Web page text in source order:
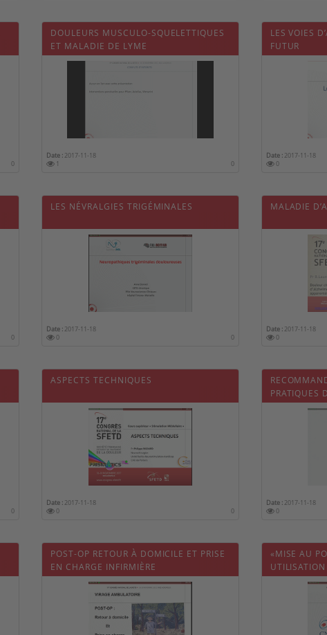
0
DOULEURS MUSCULO-SQUELETTIQUES
ET MALADIE DE LYME
Date : 2017-11-18
1
0
LES VOIES
FUTUR
Date :2017-11-18
0
0
LES NÉVRALGIES TRIGÉMINALES
Date : 2017-11-18
0
0
MALADIE
Date :2017-11-18
0
0
ASPECTS TECHNIQUES
Date : 2017-11-18
0
0
PRATIQUES
DE LA
Date :2017-11-18
0
POST-OP RETOUR À DOMICILE ET PRISE
EN CHARGE INFIRMIÈRE
«MISE AU